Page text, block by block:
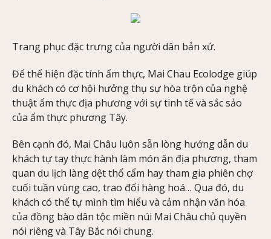
Trang phục đặc trưng của người dân bản xứ.
Để thể hiện đặc tính ẩm thực, Mai Chau Ecolodge giúp
du khách có cơ hội hưởng thụ sự hòa trộn của nghệ
thuật ẩm thực địa phương với sự tinh tế và sắc sảo
của ẩm thực phương Tây.
Bên cạnh đó, Mai Châu luôn sẵn lòng hướng dẫn du
khách tự tay thực hành làm món ăn địa phương, tham
quan du lịch làng dệt thổ cẩm hay tham gia phiên chợ
cuối tuần vùng cao, trao đổi hàng hoá… Qua đó, du
khách có thể tự mình tìm hiểu và cảm nhận văn hóa
của đồng bào dân tộc miền núi Mai Châu chủ quyền
nói riêng và Tây Bắc nói chung.